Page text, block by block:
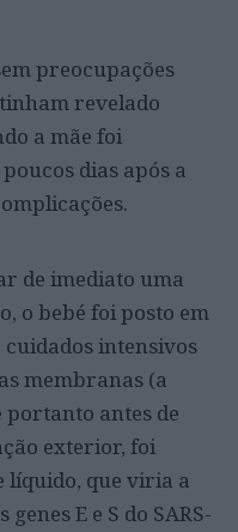
preocupações
revelado
a mãe foi
dias após a
de imediato uma
o bebé foi posto em
intensivos
membranas (a
antes de
exterior, foi
líquido, que viria a
E e S do SARS-